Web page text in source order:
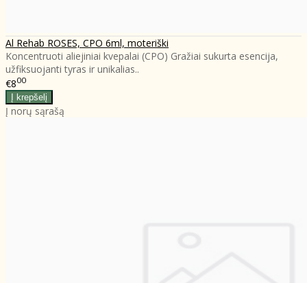
Al Rehab ROSES, CPO 6ml, moteriški
Koncentruoti aliejiniai kvepalai (CPO) Gražiai sukurta esencija,
užfiksuojanti tyras ir unikalias..
€800
Į norų sąrašą